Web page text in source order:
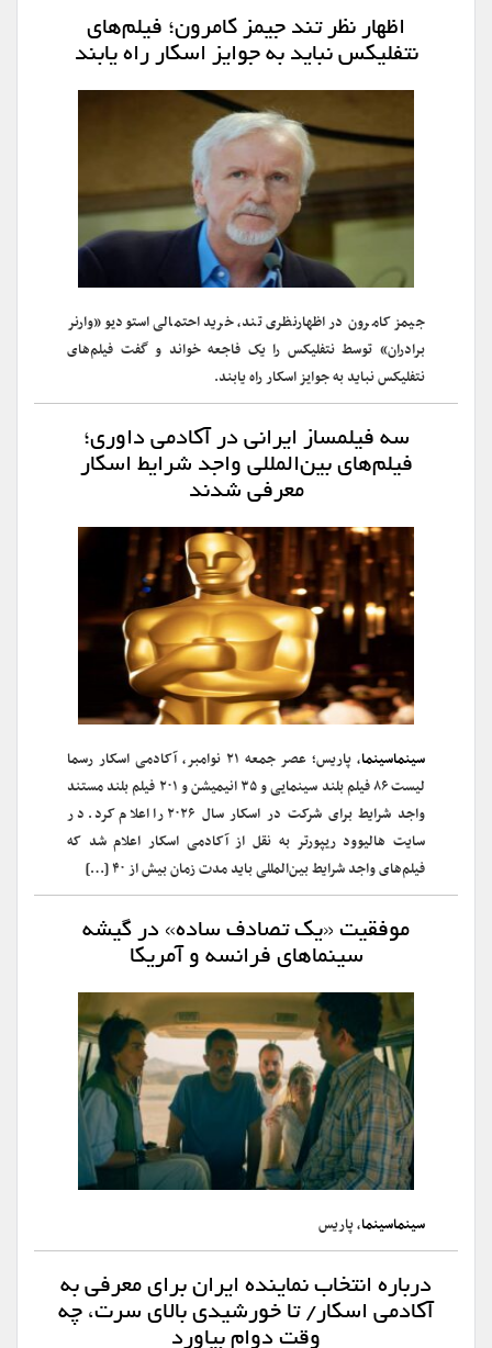
اظهار نظر تند جیمز کامرون؛ فیلم‌های
نتفلیکس نباید به جوایز اسکار راه یابند
جیمز کامرون در اظهارنظری تند، خرید احتمالی استودیو «وارنر
برادران» توسط نتفلیکس را یک فاجعه خواند و گفت فیلم‌های
نتفلیکس نباید به جوایز اسکار راه یابند.
سه فیلمساز ایرانی در آکادمی داوری؛
فیلم‌های بین‌المللی واجد شرایط اسکار
معرفی شدند
سینماسینما
، پاریس؛ عصر جمعه ۲۱ نوامبر، آکادمی اسکار رسما
لیست ۸۶ فیلم بلند سینمایی و ۳۵ انیمیشن و ۲۰۱ فیلم بلند مستند
واجد شرایط برای شرکت در اسکار سال ۲۰۲۶ را اعلام کرد. در
سایت هالیوود ریپورتر به نقل از آکادمی اسکار اعلام شد که
فیلم‌های واجد شرایط بین‌المللی باید مدت زمان بیش از ۴۰ […]
موفقیت «یک تصادف ساده» در گیشه
سینماهای فرانسه و آمریکا
سینماسینما، پاریس
درباره انتخاب نماینده ایران برای معرفی به
آکادمی اسکار/ تا خورشیدی بالای سرت، چه
وقت دوام بیاورد